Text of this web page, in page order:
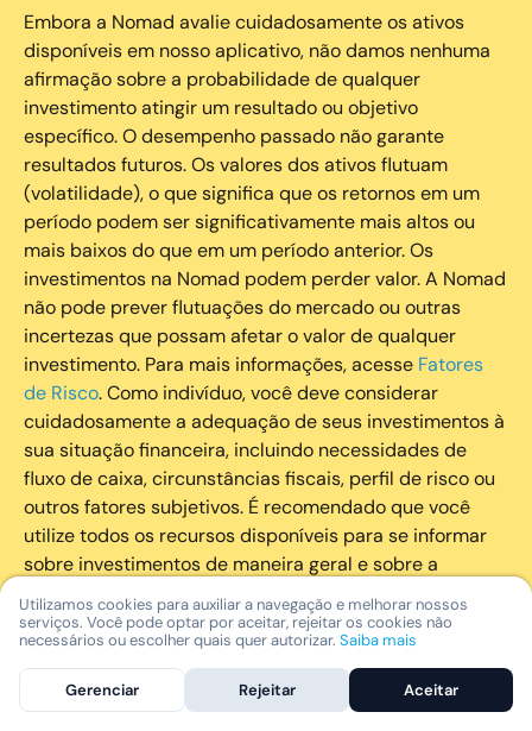
Embora a Nomad avalie cuidadosamente os ativos
disponíveis em nosso aplicativo, não damos nenhuma
afirmação sobre a probabilidade de qualquer
investimento atingir um resultado ou objetivo
específico. O desempenho passado não garante
resultados futuros. Os valores dos ativos flutuam
(volatilidade), o que significa que os retornos em um
período podem ser significativamente mais altos ou
mais baixos do que em um período anterior. Os
investimentos na Nomad podem perder valor. A Nomad
não pode prever flutuações do mercado ou outras
incertezas que possam afetar o valor de qualquer
investimento. Para mais informações, acesse Fatores
de Risco. Como indivíduo, você deve considerar
cuidadosamente a adequação de seus investimentos à
sua situação financeira, incluindo necessidades de
fluxo de caixa, circunstâncias fiscais, perfil de risco ou
outros fatores subjetivos. É recomendado que você
utilize todos os recursos disponíveis para se informar
sobre investimentos de maneira geral e sobre a
composição geral de seu portfólio. Questões fiscais ou
legais relativas aos investimentos realizados através da
Nomad devem ser obtidas pelos próprios clientes. A
Nomad e suas afiliadas não fornecem nenhum tipo de
aconselhamento legal ou fiscal.
Utilizamos cookies para auxiliar a navegação e melhorar nossos
serviços. Você pode optar por aceitar, rejeitar os cookies não
necessários ou escolher quais quer autorizar. Saiba mais
Gerenciar Rejeitar Aceitar